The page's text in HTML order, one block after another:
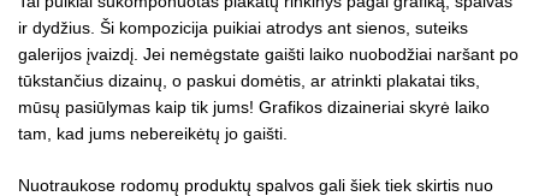
ir dydžius. Ši kompozicija puikiai atrodys ant sienos, suteiks
galerijos įvaizdį. Jei nemėgstate gaišti laiko nuobodžiai naršant po
tūkstančius dizainų, o paskui domėtis, ar atrinkti plakatai tiks,
mūsų pasiūlymas kaip tik jums! Grafikos dizaineriai skyrė laiko
tam, kad jums nebereikėtų jo gaišti.
Nuotraukose rodomų produktų spalvos gali šiek tiek skirtis nuo